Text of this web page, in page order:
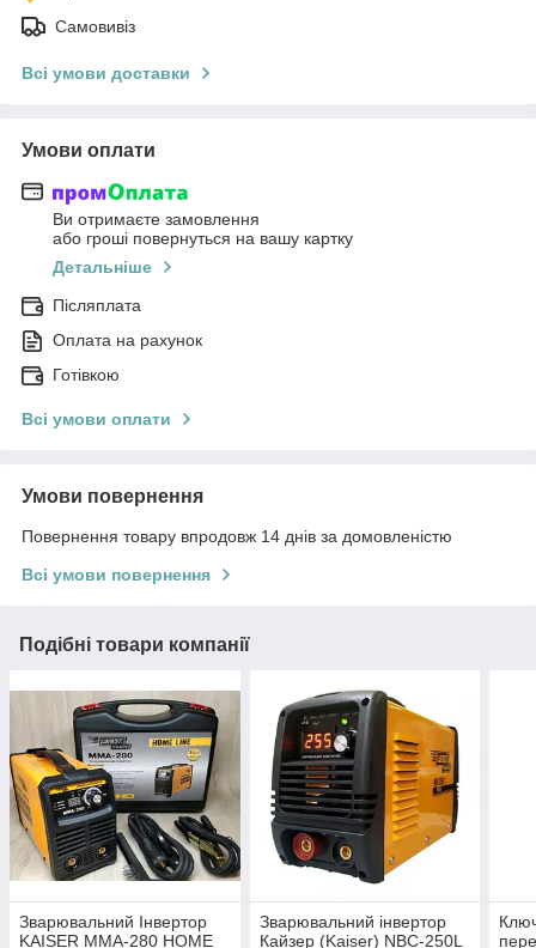
Самовивіз
Всі умови доставки
Умови оплати
Ви отримаєте замовлення
або гроші повернуться на вашу картку
Детальніше
Післяплата
Оплата на рахунок
Готівкою
Всі умови оплати
Умови повернення
Повернення товару впродовж 14 днів за домовленістю
Всі умови повернення
Подібні товари компанії
Зварювальний Інвертор
KAISER ММА-280 HOME
Зварювальний інвертор
Кайзер (Kaiser) NBC-250L